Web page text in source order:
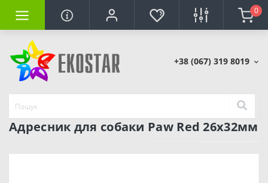
0
+38 (067) 319 8019
Адресник для собаки Paw Red 26x32мм